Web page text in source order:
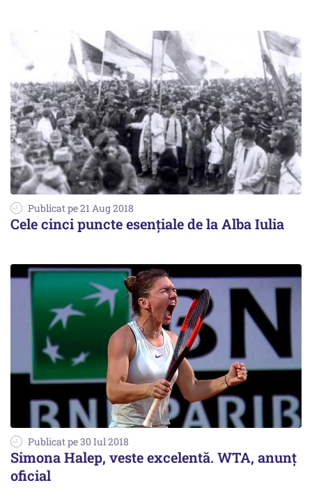
Publicat pe 21 Aug 2018
Cele cinci puncte esențiale de la Alba Iulia
Publicat pe 30 Iul 2018
Simona Halep, veste excelentă. WTA, anunț
oficial